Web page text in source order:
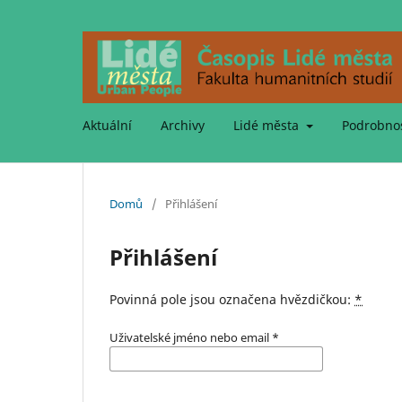
Aktuální Archivy Lidé města
Domů / Přihlášení
Přihlášení
Povinná pole jsou označena hvězdičkou: *
Uživatelské jméno nebo email *